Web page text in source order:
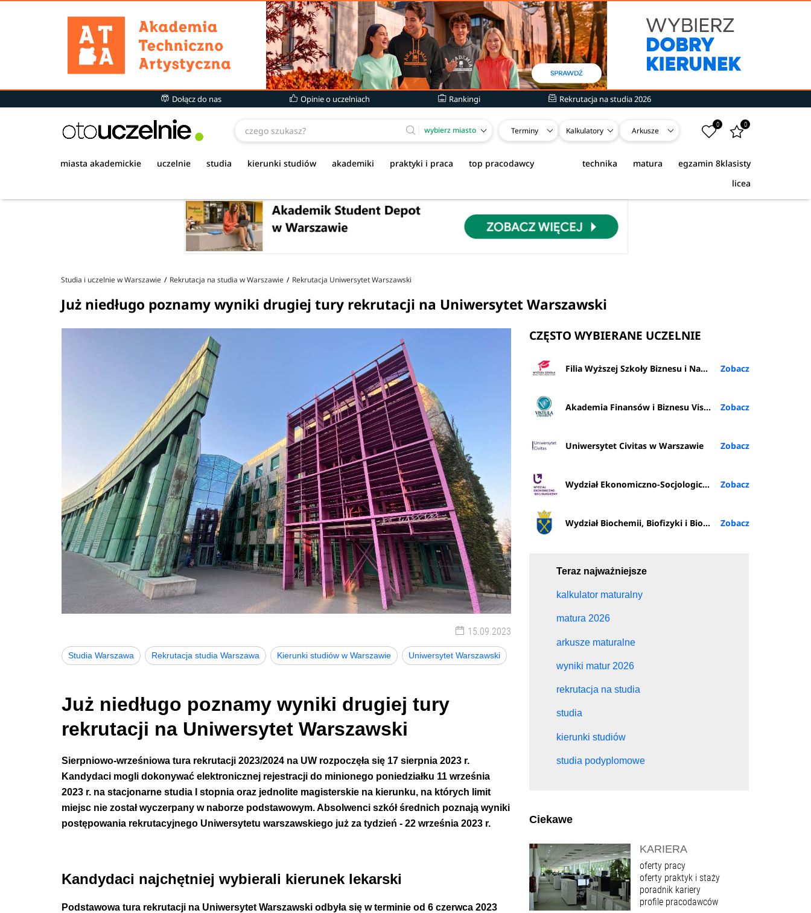
Dołącz do nas Opinie o uczelniach Rankingi Rekrutacja na studia 2026
wybierz miasto Terminy Kalkulatory Arkusze
0 0
miasta akademickie uczelnie studia kierunki studiów akademiki praktyki i praca top pracodawcy egzamin 8klasisty
matura
technika
licea
Studia i uczelnie w Warszawie Rekrutacja na studia w Warszawie Rekrutacja Uniwersytet Warszawski
Już niedługo poznamy wyniki drugiej tury rekrutacji na Uniwersytet Warszawski
15.09.2023
Studia Warszawa Rekrutacja studia Warszawa Kierunki studiów w Warszawie Uniwersytet Warszawski
Już niedługo poznamy wyniki drugiej tury
rekrutacji na Uniwersytet Warszawski
Sierpniowo-wrześniowa tura rekrutacji 2023/2024 na UW rozpoczęła się 17 sierpnia 2023 r.
Kandydaci mogli dokonywać elektronicznej rejestracji do minionego poniedziałku 11 września
2023 r. na stacjonarne studia I stopnia oraz jednolite magisterskie na kierunku, na których limit
miejsc nie został wyczerpany w naborze podstawowym. Absolwenci szkół średnich poznają wyniki
postępowania rekrutacyjnego Uniwersytetu warszawskiego już za tydzień - 22 września 2023 r.
Kandydaci najchętniej wybierali kierunek lekarski
Podstawowa tura rekrutacji na Uniwersytet Warszawski odbyła się w terminie od 6 czerwca 2023
CZĘSTO WYBIERANE UCZELNIE
Filia Wyższej Szkoły Biznesu i Nauk o Zdrowiu w Rybniku
Akademia Finansów i Biznesu Vistula w Warszawie
Uniwersytet Civitas w Warszawie
Wydział Ekonomiczno-Socjologiczny UŁ
Wydział Biochemii, Biofizyki i Biotechnologii UJ
Teraz najważniejsze
kalkulator maturalny
matura 2026
arkusze maturalne
wyniki matur 2026
rekrutacja na studia
studia
kierunki studiów
studia podyplomowe
Ciekawe
KARIERA
oferty pracy
oferty praktyk i staży
poradnik kariery
profile pracodawców